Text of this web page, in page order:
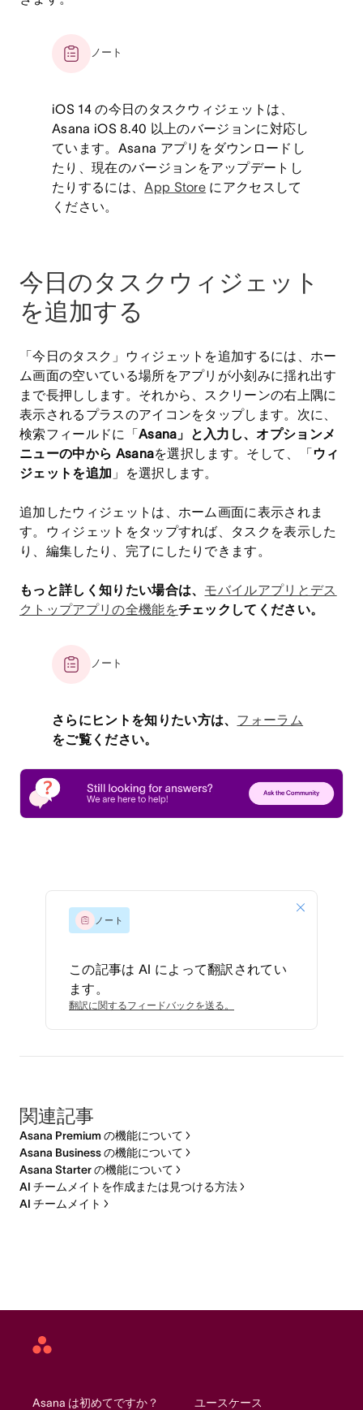
ノート
iOS 14 の今日のタスクウィジェットは、
Asana iOS 8.40 以上のバージョンに対応し
ています。Asana アプリをダウンロードし
たり、現在のバージョンをアップデートし
たりするには、App Store にアクセスして
ください。
今日のタスクウィジェット
を追加する
「今日のタスク」ウィジェットを追加するには、ホー
ム画面の空いている場所をアプリが小刻みに揺れ出す
まで長押しします。それから、スクリーンの右上隅に
表示されるプラスのアイコンをタップします。次に、
検索フィールドに「Asana」と入力し、オプションメ
ニューの中から Asanaを選択します。そして、「ウィ
ジェットを追加 」を選択します。
追加したウィジェットは、ホーム画面に表示されま
す。ウィジェットをタップすれば、タスクを表示した
り、編集したり、完了にしたりできます。
もっと詳しく知りたい場合は、 モバイルアプリとデス
クトップアプリの全機能をチェックしてください。
ノート
さらにヒントを知りたい方は、 フォーラム
をご覧ください。
ノート
この記事は AI によって翻訳されてい
ます。
翻訳に関するフィードバックを送る。
関連記事
Asana Premium の機能について
Asana Business の機能について
Asana Starter の機能について
AI チームメイトを作成または見つける方法
AI チームメイト
Asana
Asana は初めてですか？ ユースケース